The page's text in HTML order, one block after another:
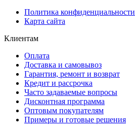
Политика конфиденциальности
Карта сайта
Клиентам
Оплата
Доставка и самовывоз
Гарантия, ремонт и возврат
Кредит и рассрочка
Часто задаваемые вопросы
Дисконтная программа
Оптовым покупателям
Примеры и готовые решения